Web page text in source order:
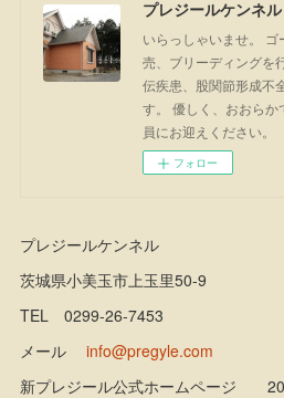
プレジールケンネル
いらっしゃいませ。
売、ブリーディングを
伝疾患、股関節形成不
す。 優しく、おおら
員にお迎えください。
フォロー
プレジールケンネル
茨城県小美玉市上玉里50-9
TEL 0299-26-7453
メールinfo@pregyle.com
新プレジール公式ホームページ